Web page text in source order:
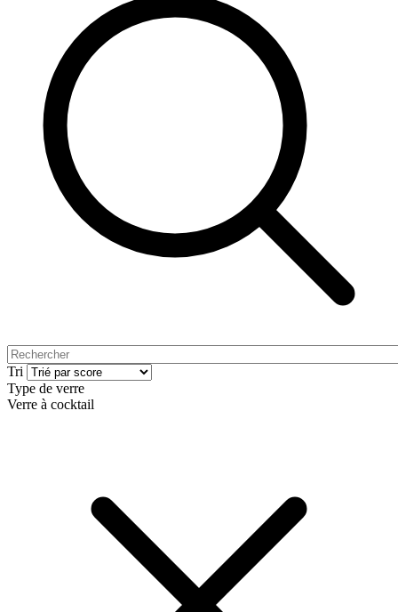
Tri
Type de verre
Verre à cocktail